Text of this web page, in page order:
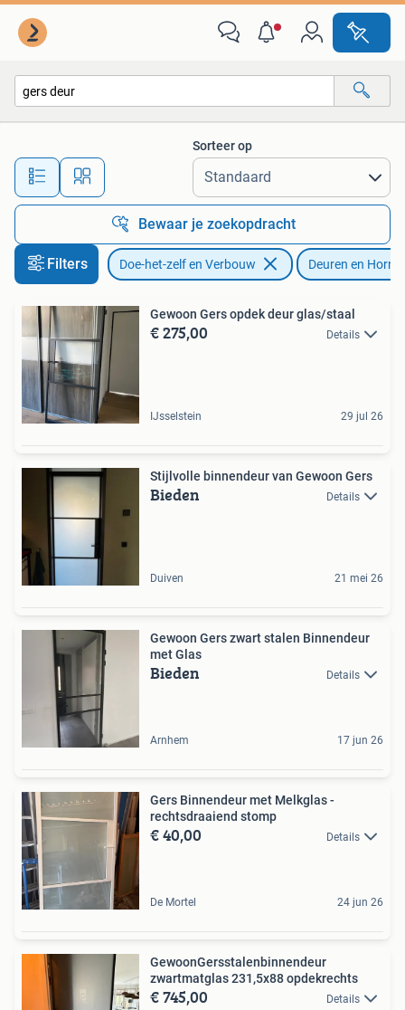
Alle afstanden…
Sorteer op
Bewaar je zoekopdracht
Filters Doe-het-zelf en Verbouw Deuren en Horren
Gewoon Gers opdek deur glas/staal
€ 275,00 Details
IJsselstein 29 jul 26
Stijlvolle binnendeur van Gewoon Gers
Bieden Details
Duiven 21 mei 26
Gewoon Gers zwart stalen Binnendeur
met Glas
Bieden Details
Arnhem 17 jun 26
Gers Binnendeur met Melkglas -
rechtsdraaiend stomp
€ 40,00 Details
De Mortel 24 jun 26
GewoonGersstalenbinnendeur
zwartmatglas 231,5x88 opdekrechts
€ 745,00 Details